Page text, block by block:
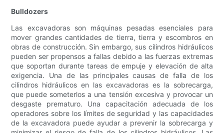
Bulldozers
Las excavadoras son máquinas pesadas esenciales para
mover grandes cantidades de tierra, tierra y escombros en
obras de construcción. Sin embargo, sus cilindros hidráulicos
pueden ser propensos a fallas debido a las fuerzas extremas
que soportan durante tareas de empuje y elevación de alta
exigencia. Una de las principales causas de falla de los
cilindros hidráulicos en las excavadoras es la sobrecarga,
que puede someterlos a una tensión excesiva y provocar un
desgaste prematuro. Una capacitación adecuada de los
operadores sobre los límites de seguridad y las capacidades
de la excavadora puede ayudar a prevenir la sobrecarga y